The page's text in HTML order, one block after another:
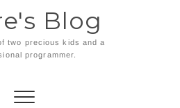
Blog
two precious kids and a
programmer.